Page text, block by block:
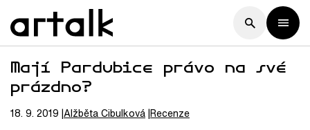
Mají Pardubice právo na své
prázdno?
18. 9. 2019 AlžbětaCibulková Recenze